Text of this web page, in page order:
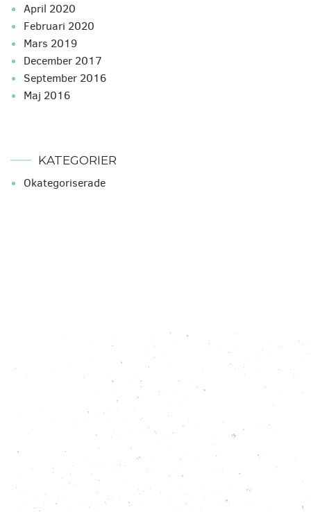
april 2020
februari 2020
mars 2019
december 2017
september 2016
maj 2016
KATEGORIER
Okategoriserade